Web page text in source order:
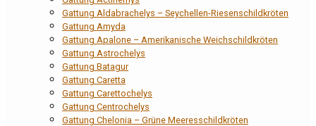
Gattung Aldabrachelys – Seychellen-Riesenschildkröten
Gattung Amyda
Gattung Apalone – Amerikanische Weichschildkröten
Gattung Astrochelys
Gattung Batagur
Gattung Caretta
Gattung Carettochelys
Gattung Centrochelys
Gattung Chelonia – Grüne Meeresschildkröten